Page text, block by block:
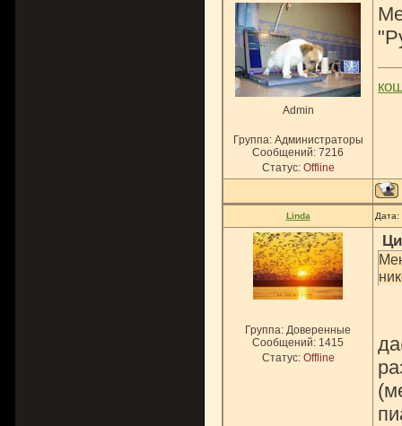
Admin
Группа: Администраторы
Сообщений: 7216
Статус: Offline
Linda
Группа: Доверенные
Сообщений: 1415
Статус: Offline